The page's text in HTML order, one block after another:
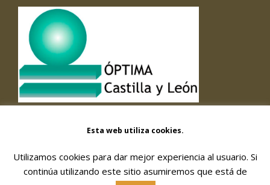
© 2026 FORMACIÓN Y GESTIÓN DE SERVICIOS
SOCIALES, SOC. COOPERATIVA
Esta web utiliza cookies.
Utilizamos cookies para dar mejor experiencia al usuario. Si
continúa utilizando este sitio asumiremos que está de